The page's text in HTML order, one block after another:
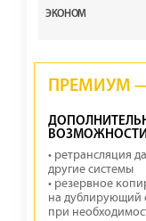
ПРЕМИУМ
ВОЗМОЖНОСТИ
• ретрансляция
другие системы
• резервное
на дублирующий
при